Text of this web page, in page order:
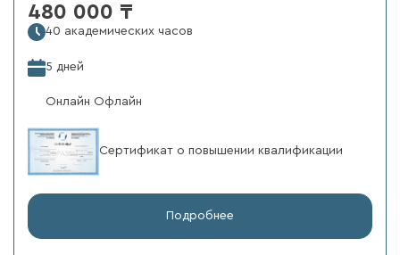
480 000 ₸
40 академических часов
5 дней
Онлайн Офлайн
Сертификат о повышении квалификации
Подробнее